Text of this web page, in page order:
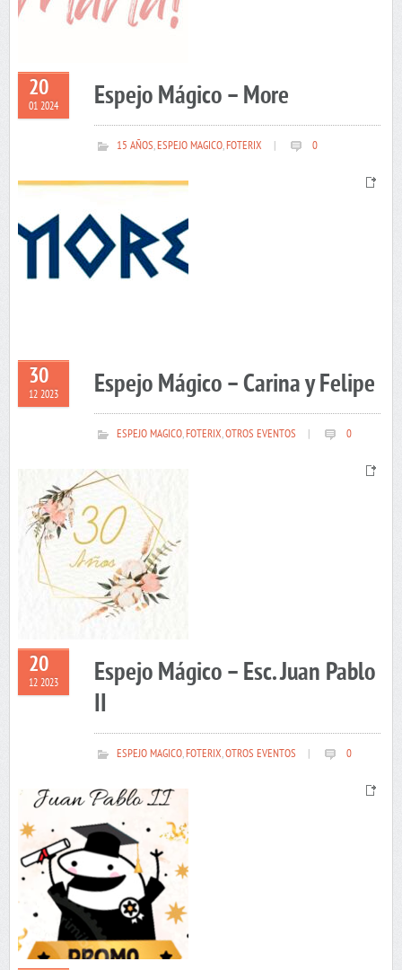
20
01 2024 Espejo Mágico – More
15 AÑOS,ESPEJO MAGICO,FOTERIX 0
30
12 2023 Espejo Mágico – Carina y Felipe
ESPEJO MAGICO,FOTERIX,OTROS EVENTOS 0
20
12 2023
Espejo Mágico – Esc. Juan Pablo
II
ESPEJO MAGICO,FOTERIX,OTROS EVENTOS 0